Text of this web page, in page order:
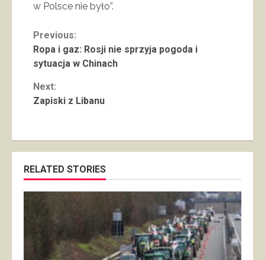
w Polsce nie było”.
Continue
Reading
Previous:
Ropa i gaz: Rosji nie sprzyja pogoda i
sytuacja w Chinach
Next:
Zapiski z Libanu
RELATED STORIES